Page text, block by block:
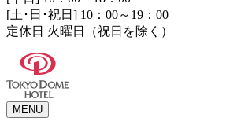
[土･日･祝日] 10：00～19：00
定休日 火曜日（祝日を除く）
MENU